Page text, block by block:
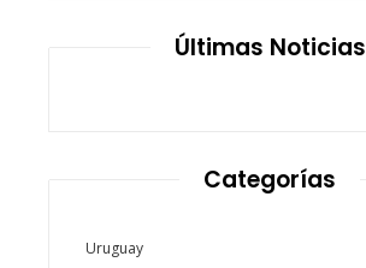
Últimas Noticias
Categorías
Uruguay